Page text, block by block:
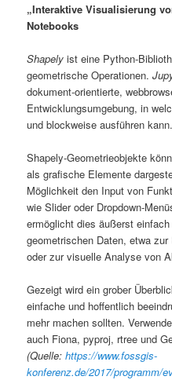
„Interaktive Visualisierung
Notebooks
Shapely ist eine Python-
geometrische Operationen.
dokument-orientierte,
Entwicklungsumgebung, in
und blockweise ausführen kann.
Shapely-Geometrieobjekte
als grafische Elemente
Möglichkeit den Input von
wie Slider oder Dropdown-
ermöglicht dies äußerst
geometrischen Daten, etwa
oder zur visuelle Analyse von
Gezeigt wird ein grober
einfache und hoffentlich
mehr machen sollten.
auch Fiona, pyproj, rtree und
(Quelle:https://www.fossgis-
konferenz.de/2017/programm/